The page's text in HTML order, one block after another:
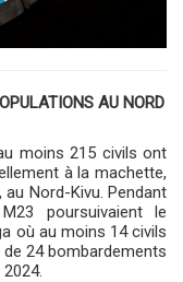
AU NORD
moins 215 civils ont
à la machette,
Nord-Kivu. Pendant
poursuivaient le
où au moins 14 civils
24 bombardements